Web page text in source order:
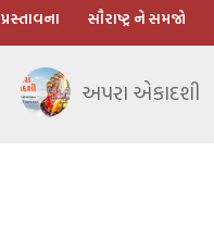
પ્રસ્તાવના સૌરાષ્ટ્ર ને સમજો
અપરા એકાદશી